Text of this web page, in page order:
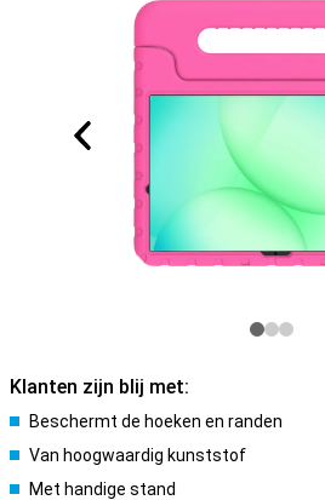
Klanten zijn blij met:
Beschermt de hoeken en randen
Van hoogwaardig kunststof
Met handige stand